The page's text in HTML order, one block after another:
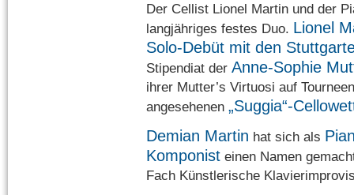
Der Cellist Lionel Martin und der
langjähriges festes Duo. Lionel
Solo-Debüt mit den
Stipendiat der Anne-Sophie
ihrer Mutter’s Virtuosi auf
angesehenen „Suggia“-
Demian Martin hat sich als
Komponist einen Namen
Fach Künstlerische